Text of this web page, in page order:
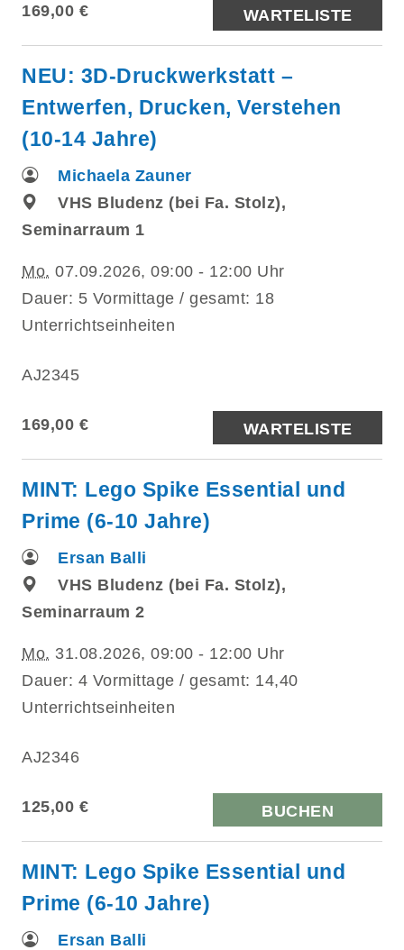
169,00 € WARTELISTE
NEU: 3D-Druckwerkstatt –
Entwerfen, Drucken, Verstehen
(10-14 Jahre)
Michaela Zauner
VHS Bludenz (bei Fa. Stolz),
Seminarraum 1
Mo. 07.09.2026, 09:00 - 12:00 Uhr
Dauer: 5 Vormittage / gesamt: 18
Unterrichtseinheiten
AJ2345
169,00 € WARTELISTE
MINT: Lego Spike Essential und
Prime (6-10 Jahre)
Ersan Balli
VHS Bludenz (bei Fa. Stolz),
Seminarraum 2
Mo. 31.08.2026, 09:00 - 12:00 Uhr
Dauer: 4 Vormittage / gesamt: 14,40
Unterrichtseinheiten
AJ2346
125,00 € BUCHEN
MINT: Lego Spike Essential und
Prime (6-10 Jahre)
Ersan Balli